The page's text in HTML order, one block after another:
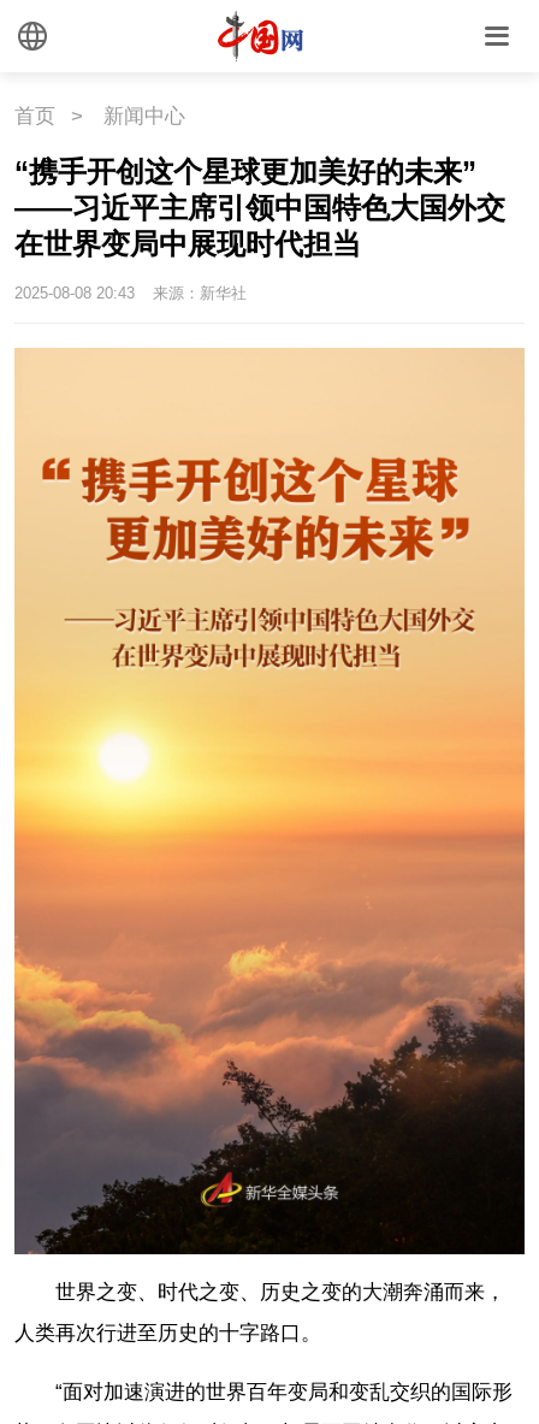
首页 > 新闻中心
“携手开创这个星球更加美好的未来”
——习近平主席引领中国特色大国外交
在世界变局中展现时代担当
2025-08-08 20:43 来源：新华社
世界之变、时代之变、历史之变的大潮奔涌而来，
人类再次行进至历史的十字路口。
“面对加速演进的世界百年变局和变乱交织的国际形